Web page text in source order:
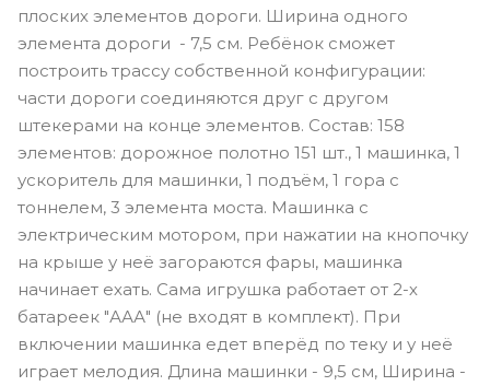
плоских элементов дороги. Ширина одного
элемента дороги - 7,5 см. Ребёнок сможет
построить трассу собственной конфигурации:
части дороги соединяются друг с другом
штекерами на конце элементов. Состав: 158
элементов: дорожное полотно 151 шт., 1 машинка, 1
ускоритель для машинки, 1 подъём, 1 гора с
тоннелем, 3 элемента моста. Машинка с
электрическим мотором, при нажатии на кнопочку
на крыше у неё загораются фары, машинка
начинает ехать. Сама игрушка работает от 2-х
батареек "ААА" (не входят в комплект). При
включении машинка едет вперёд по теку и у неё
играет мелодия. Длина машинки - 9,5 см, Ширина -